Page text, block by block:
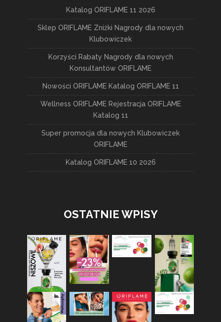
Katalog ORIFLAME 11 2026
Sklep ORIFLAME Zniżki Nagrody dla nowych
Klubowiczek
Korzyści Rabaty Nagrody dla nowych
Konsultantów ORIFLAME
Nowości ORIFLAME Katalog ORIFLAME 11
Wellness ORIFLAME Rejestracja ORIFLAME
Katalog 11
Super promocja dla nowych Klubowiczek
ORIFLAME
Katalog ORIFLAME 10 2026
OSTATNIE WPISY